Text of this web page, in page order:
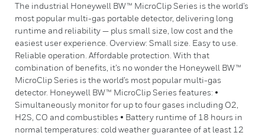
The industrial Honeywell BW™ MicroClip Series is the world’s
most popular multi-gas portable detector, delivering long
runtime and reliability — plus small size, low cost and the
easiest user experience. Overview: Small size. Easy to use.
Reliable operation. Affordable protection. With that
combination of benefits, it’s no wonder the Honeywell BW™
MicroClip Series is the world’s most popular multi-gas
detector. Honeywell BW™ MicroClip Series features: •
Simultaneously monitor for up to four gases including O2,
H2S, CO and combustibles • Battery runtime of 18 hours in
normal temperatures: cold weather guarantee of at least 12